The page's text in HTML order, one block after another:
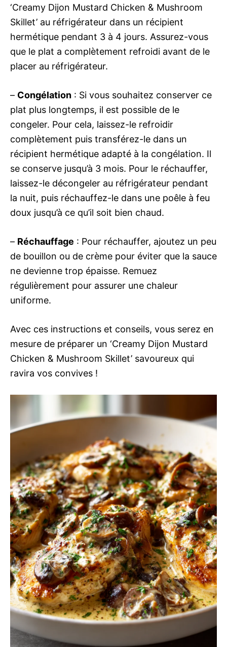
‘Creamy Dijon Mustard Chicken & Mushroom
Skillet’ au réfrigérateur dans un récipient
hermétique pendant 3 à 4 jours. Assurez-vous
que le plat a complètement refroidi avant de le
placer au réfrigérateur.
– Congélation : Si vous souhaitez conserver ce
plat plus longtemps, il est possible de le
congeler. Pour cela, laissez-le refroidir
complètement puis transférez-le dans un
récipient hermétique adapté à la congélation. Il
se conserve jusqu’à 3 mois. Pour le réchauffer,
laissez-le décongeler au réfrigérateur pendant
la nuit, puis réchauffez-le dans une poêle à feu
doux jusqu’à ce qu’il soit bien chaud.
– Réchauffage : Pour réchauffer, ajoutez un peu
de bouillon ou de crème pour éviter que la sauce
ne devienne trop épaisse. Remuez
régulièrement pour assurer une chaleur
uniforme.
Avec ces instructions et conseils, vous serez en
mesure de préparer un ‘Creamy Dijon Mustard
Chicken & Mushroom Skillet’ savoureux qui
ravira vos convives !